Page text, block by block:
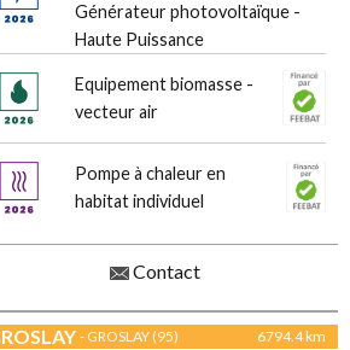
Générateur photovoltaïque -
Haute Puissance
Equipement biomasse -
vecteur air
Pompe à chaleur en
habitat individuel
Contact
- GROSLAY (95) 6794.4 km